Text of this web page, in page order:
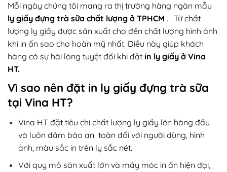
Mỗi ngày chúng tôi mang ra thị trường hàng ngàn mẫu
ly giấy đựng trà sữa chất lượng ở TPHCM . . Từ chất
lượng ly giấy được sản xuất cho đến chất lượng hình ảnh
khi in ấn sao cho hoàn mỹ nhất. Điều này giúp khách
hàng có sự hài lòng tuyệt đối khi đặt in ly giấy ở Vina
HT.
Vì sao nên đặt in ly giấy đựng trà sữa
tại Vina HT?
Vina HT đặt tiêu chí chất lượng ly giấy lên hàng đầu
và luôn đảm bảo an toàn đối với người dùng, hình
ảnh, màu sắc in trên ly sắc nét.
Với quy mô sản xuất lớn và máy móc in ấn hiện đại,